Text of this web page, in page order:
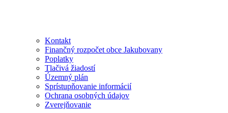
Kontakt
Finančný rozpočet obce Jakubovany
Poplatky
Tlačivá žiadostí
Územný plán
Sprístupňovanie informácií
Ochrana osobných údajov
Zverejňovanie